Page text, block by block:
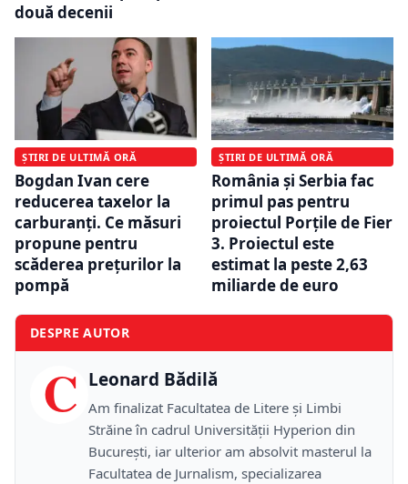
două decenii
ȘTIRI DE ULTIMĂ ORĂ
Bogdan Ivan cere
reducerea taxelor la
carburanți. Ce măsuri
propune pentru
scăderea prețurilor la
pompă
ȘTIRI DE ULTIMĂ ORĂ
România și Serbia fac
primul pas pentru
proiectul Porțile de Fier
3. Proiectul este
estimat la peste 2,63
miliarde de euro
DESPRE AUTOR
C Leonard Bădilă
Am finalizat Facultatea de Litere și Limbi
Străine în cadrul Universității Hyperion din
București, iar ulterior am absolvit masterul la
Facultatea de Jurnalism, specializarea